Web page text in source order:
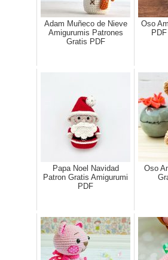
Adam Muñeco de Nieve
Amigurumis Patrones
Gratis PDF
Oso
Papa Noel Navidad
Patron Gratis Amigurumi
PDF
Oso